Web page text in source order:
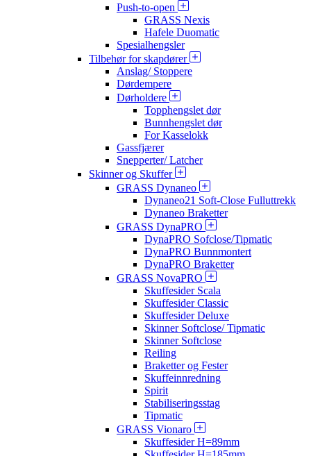
Push-to-open
GRASS Nexis
Hafele Duomatic
Spesialhengsler
Tilbehør for skapdører
Anslag/ Stoppere
Dørdempere
Dørholdere
Topphengslet dør
Bunnhengslet dør
For Kasselokk
Gassfjærer
Snepperter/ Latcher
Skinner og Skuffer
GRASS Dynaneo
Dynaneo21 Soft-Close Fulluttrekk
Dynaneo Braketter
GRASS DynaPRO
DynaPRO Sofclose/Tipmatic
DynaPRO Bunnmontert
DynaPRO Braketter
GRASS NovaPRO
Skuffesider Scala
Skuffesider Classic
Skuffesider Deluxe
Skinner Softclose/ Tipmatic
Skinner Softclose
Reiling
Braketter og Fester
Skuffeinnredning
Spirit
Stabiliseringsstag
Tipmatic
GRASS Vionaro
Skuffesider H=89mm